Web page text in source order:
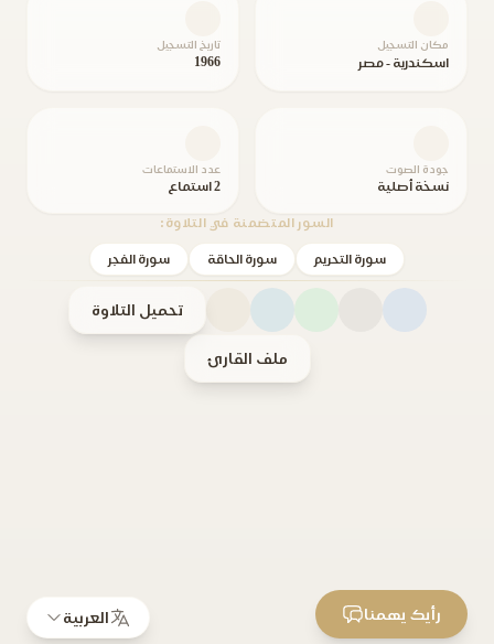
مكان التسجيل
اسكندرية - مصر
تاريخ التسجيل
1966
جودة الصوت
نسخة أصلية
عدد الاستماعات
2 استماع
السور المتضمنة في التلاوة:
سورة التحريم سورة الحاقة سورة الفجر
تحميل التلاوة
ملف القارئ
العربية رأيك يهمنا